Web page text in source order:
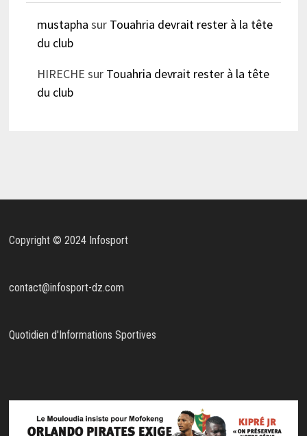
mustapha sur Touahria devrait rester à la tête
du club
HIRECHE sur Touahria devrait rester à la tête
du club
Copyright © 2024 Infosport
contact@infosport-dz.com
Quotidien d'Informations Sportives